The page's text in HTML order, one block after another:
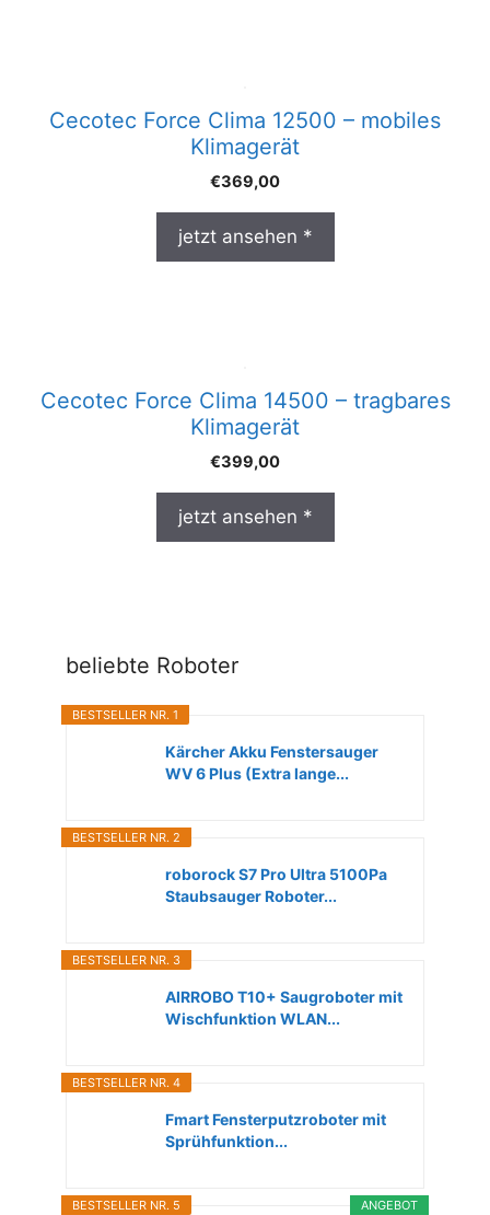
Cecotec Force Clima 12500 – mobiles
Klimagerät
€369,00
jetzt ansehen *
Cecotec Force Clima 14500 – tragbares
Klimagerät
€399,00
jetzt ansehen *
beliebte Roboter
BESTSELLER NR. 1
Kärcher Akku Fenstersauger
WV 6 Plus (Extra lange...
BESTSELLER NR. 2
roborock S7 Pro Ultra 5100Pa
Staubsauger Roboter...
BESTSELLER NR. 3
AIRROBO T10+ Saugroboter mit
Wischfunktion WLAN...
BESTSELLER NR. 4
Fmart Fensterputzroboter mit
Sprühfunktion...
ANGEBOT
BESTSELLER NR. 5